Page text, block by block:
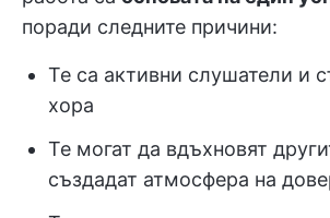
поради следните причини:
Те са активни слушатели и
хора
Те могат да вдъхновят
създадат атмосфера на